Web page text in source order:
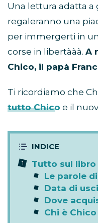
Una lettura adatta a
regaleranno una
per immergerti in
corse in libertààà. A
Chico, il papà
Ti ricordiamo che
tutto Chico e il
Tutto sul libro
Le parole
Data di
Dove
Chi è Chico